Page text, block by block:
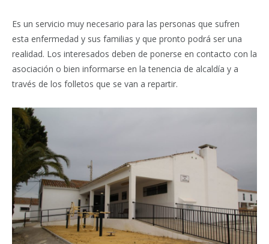
Es un servicio muy necesario para las personas que sufren
esta enfermedad y sus familias y que pronto podrá ser una
realidad. Los interesados deben de ponerse en contacto con la
asociación o bien informarse en la tenencia de alcaldía y a
través de los folletos que se van a repartir.